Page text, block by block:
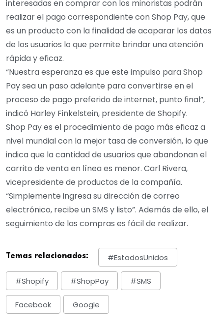
interesadas en comprar con los minoristas podrán
realizar el pago correspondiente con Shop Pay, que
es un producto con la finalidad de acaparar los datos
de los usuarios lo que permite brindar una atención
rápida y eficaz.
“Nuestra esperanza es que este impulso para Shop
Pay sea un paso adelante para convertirse en el
proceso de pago preferido de internet, punto final”,
indicó Harley Finkelstein, presidente de Shopify.
Shop Pay es el procedimiento de pago más eficaz a
nivel mundial con la mejor tasa de conversión, lo que
indica que la cantidad de usuarios que abandonan el
carrito de venta en línea es menor. Carl Rivera,
vicepresidente de productos de la compañía.
“Simplemente ingresa su dirección de correo
electrónico, recibe un SMS y listo”. Además de ello, el
seguimiento de las compras es fácil de realizar.
Temas relacionados: #EstadosUnidos
#Shopify #ShopPay #SMS
Facebook Google